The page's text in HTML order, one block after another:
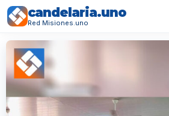
candelaria.uno
Red Misiones.uno